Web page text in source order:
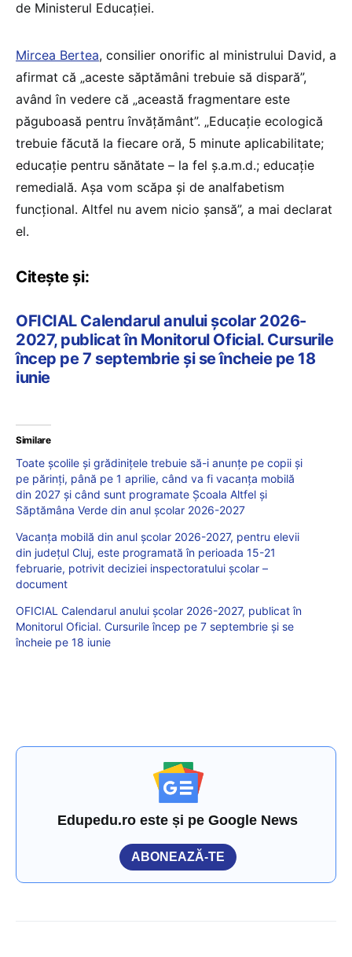
de Ministerul Educației.
Mircea Bertea, consilier onorific al ministrului David, a
afirmat că „aceste săptămâni trebuie să dispară”,
având în vedere că „această fragmentare este
păguboasă pentru învățământ”. „Educație ecologică
trebuie făcută la fiecare oră, 5 minute aplicabilitate;
educație pentru sănătate – la fel ș.a.m.d.; educație
remedială. Așa vom scăpa și de analfabetism
funcțional. Altfel nu avem nicio șansă”, a mai declarat
el.
Citește și:
OFICIAL Calendarul anului școlar 2026-
2027, publicat în Monitorul Oficial. Cursurile
încep pe 7 septembrie și se încheie pe 18
iunie
Similare
Toate școlile și grădinițele trebuie să-i anunțe pe copii și
pe părinți, până pe 1 aprilie, când va fi vacanța mobilă
din 2027 și când sunt programate Școala Altfel și
Săptămâna Verde din anul școlar 2026-2027
Vacanța mobilă din anul școlar 2026-2027, pentru elevii
din județul Cluj, este programată în perioada 15-21
februarie, potrivit deciziei inspectoratului școlar –
document
OFICIAL Calendarul anului școlar 2026-2027, publicat în
Monitorul Oficial. Cursurile încep pe 7 septembrie și se
încheie pe 18 iunie
Edupedu.ro este și pe Google News
ABONEAZĂ-TE